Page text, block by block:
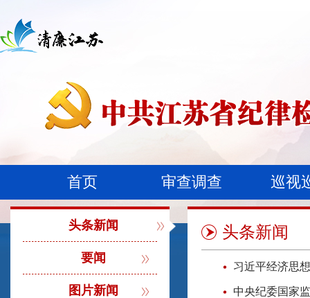
首页 审查调查 巡视
头条新闻
要闻
图片新闻
头条新闻
习近平经济思
中央纪委国家